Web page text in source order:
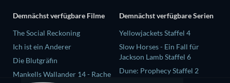
Demnächst verfügbare Filme
The Social Reckoning
Ich ist ein Anderer
Die Blutgräfin
Mankells Wallander 14 - Rache
Demnächst verfügbare Serien
Yellowjackets Staffel 4
Slow Horses - Ein Fall für
Jackson Lamb Staffel 6
Dune: Prophecy Staffel 2